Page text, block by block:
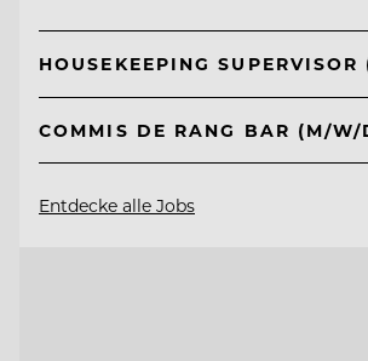
HOUSEKEEPING
COMMIS DE RANG BAR (M/W/
Entdecke alle Jobs